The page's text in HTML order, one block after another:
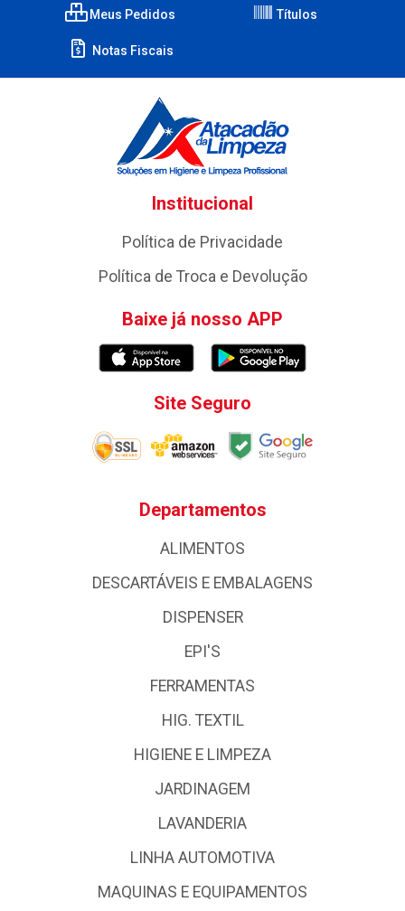
Meus Pedidos Títulos
Notas Fiscais
Institucional
Política de Privacidade
Política de Troca e Devolução
Baixe já nosso APP
Site Seguro
Departamentos
ALIMENTOS
DESCARTÁVEIS E EMBALAGENS
DISPENSER
EPI'S
FERRAMENTAS
HIG. TEXTIL
HIGIENE E LIMPEZA
JARDINAGEM
LAVANDERIA
LINHA AUTOMOTIVA
MAQUINAS E EQUIPAMENTOS